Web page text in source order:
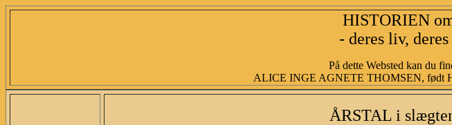
HISTORIEN
- deres liv,
På dette Websted kan du
ALICE INGE AGNETE THOMSEN, født
ÅRSTAL i